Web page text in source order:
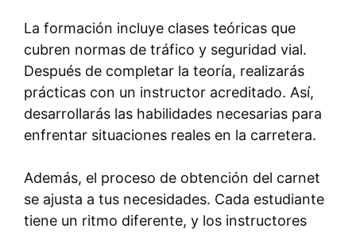
La formación incluye clases teóricas que
cubren normas de tráfico y seguridad vial.
Después de completar la teoría, realizarás
prácticas con un instructor acreditado. Así,
desarrollarás las habilidades necesarias para
enfrentar situaciones reales en la carretera.
Además, el proceso de obtención del carnet
se ajusta a tus necesidades. Cada estudiante
tiene un ritmo diferente, y los instructores